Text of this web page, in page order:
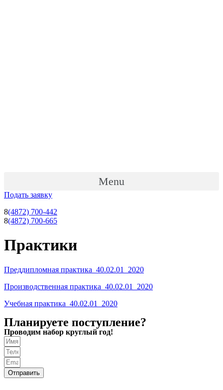
Menu
Подать заявку
8(4872) 700-442
8(4872) 700-665
Практики
Преддипломная практика_40.02.01_2020
Производственная практика_40.02.01_2020
Учебная практика_40.02.01_2020
Планируете поступление?
Проводим набор круглый год!
Отправить